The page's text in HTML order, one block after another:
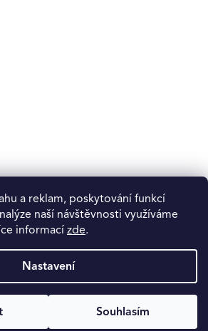
a reklam, poskytování funkcí
naší návštěvnosti využíváme
informacízde.
Nastavení
Souhlasím